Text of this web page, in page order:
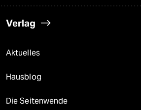
Verlag
Aktuelles
Hausblog
Die Seitenwende